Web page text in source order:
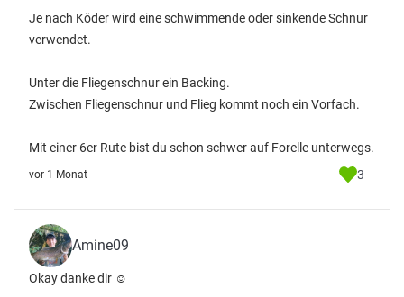
Je nach Köder wird eine schwimmende oder sinkende Schnur
verwendet.
Unter die Fliegenschnur ein Backing.
Zwischen Fliegenschnur und Flieg kommt noch ein Vorfach.
Mit einer 6er Rute bist du schon schwer auf Forelle unterwegs.
vor 1 Monat 3
Amine09
Okay danke dir ☺️